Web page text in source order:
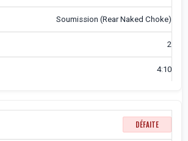
Soumission (Rear Naked Choke)
2
4:10
DÉFAITE